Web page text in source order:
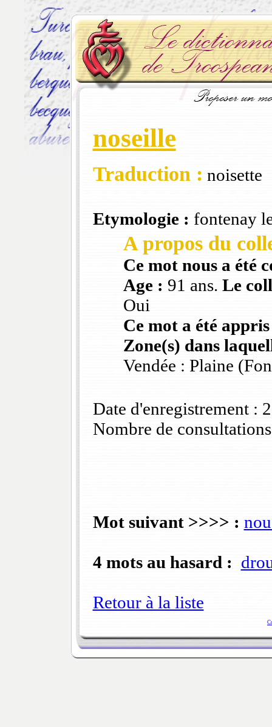
noseille
Traduction : noisette
Etymologie : fontenay
A propos du
Ce mot nous a été
Age : 91 ans. Le
Oui
Ce mot a été
Zone(s) dans
Vendée : Plaine
Date d'enregistrement :
Nombre de
Mot suivant >>>> :
4 mots au hasard :
Retour à la liste